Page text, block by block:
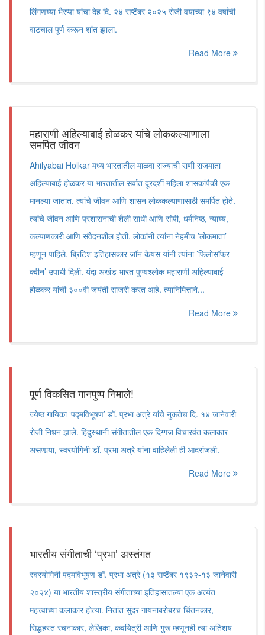
लिंगणय्या भैरप्पा यांचा देह दि. २४ सप्टेंबर २०२५ रोजी वयाच्या ९४ वर्षांची
वाटचाल पूर्ण करून शांत झाला.
Read More
महाराणी अहिल्याबाई होळकर यांचे लोककल्याणाला
समर्पित जीवन
Ahilyabai Holkar मध्य भारतातील माळवा राज्याची राणी राजमाता
अहिल्याबाई होळकर या भारतातील सर्वात दूरदर्शी महिला शासकांपैकी एक
मानल्या जातात. त्यांचे जीवन आणि शासन लोककल्याणासाठी समर्पित होते.
त्यांचे जीवन आणि प्रशासनाची शैली साधी आणि सोपी, धर्मनिष्ठ, न्याय्य,
कल्याणकारी आणि संवेदनशील होती. लोकांनी त्यांना नेहमीच ’लोकमाता’
म्हणून पाहिले. ब्रिटिश इतिहासकार जॉन केयस यांनी त्यांना ’फिलोसॉफर
क्वीन’ उपाधी दिली. यंदा अखंड भारत पुण्यश्लोक महाराणी अहिल्याबाई
होळकर यांची ३००वी जयंती साजरी करत आहे. त्यानिमित्ताने...
Read More
पूर्ण विकसित गानपुष्प निमाले!
ज्येष्ठ गायिका ‘पद्मविभूषण’ डॉ. प्रभा अत्रे यांचे नुकतेच दि. १४ जानेवारी
रोजी निधन झाले. हिंदुस्थानी संगीतातील एक दिग्गज विचारवंत कलाकार
असणार्‍या, स्वरयोगिनी डॉ. प्रभा अत्रे यांना वाहिलेली ही आदरांजली.
Read More
भारतीय संगीताची ‘प्रभा’ अस्तंगत
स्वरयोगिनी पद्मविभूषण डॉ. प्रभा अत्रे (१३ सप्टेंबर १९३२-१३ जानेवारी
२०२४) या भारतीय शास्त्रीय संगीताच्या इतिहासातल्या एक अत्यंत
महत्त्वाच्या कलाकार होत्या. नितांत सुंदर गायनाबरोबरच चिंतनकार,
सिद्धहस्त रचनाकार, लेखिका, कवयित्री आणि गुरू म्हणूनही त्या अतिशय